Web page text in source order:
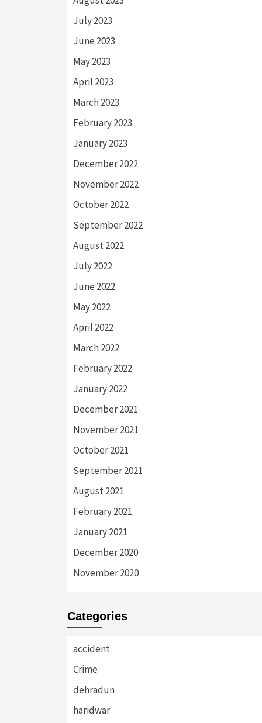
July 2023
June 2023
May 2023
April 2023
March 2023
February 2023
January 2023
December 2022
November 2022
October 2022
September 2022
August 2022
July 2022
June 2022
May 2022
April 2022
March 2022
February 2022
January 2022
December 2021
November 2021
October 2021
September 2021
August 2021
February 2021
January 2021
December 2020
November 2020
Categories
accident
Crime
dehradun
haridwar